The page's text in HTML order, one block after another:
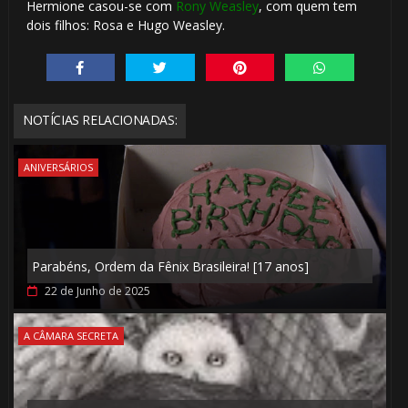
Hermione casou-se com Rony Weasley, com quem tem
dois filhos: Rosa e Hugo Weasley.
NOTÍCIAS RELACIONADAS:
ANIVERSÁRIOS
Parabéns, Ordem da Fênix Brasileira! [17 anos]
22 de Junho de 2025
A CÂMARA SECRETA
1️⃣ 8️⃣
🎂